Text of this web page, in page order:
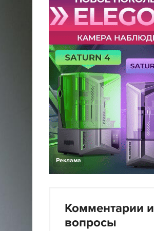
Реклама
Комментарии и
вопросы